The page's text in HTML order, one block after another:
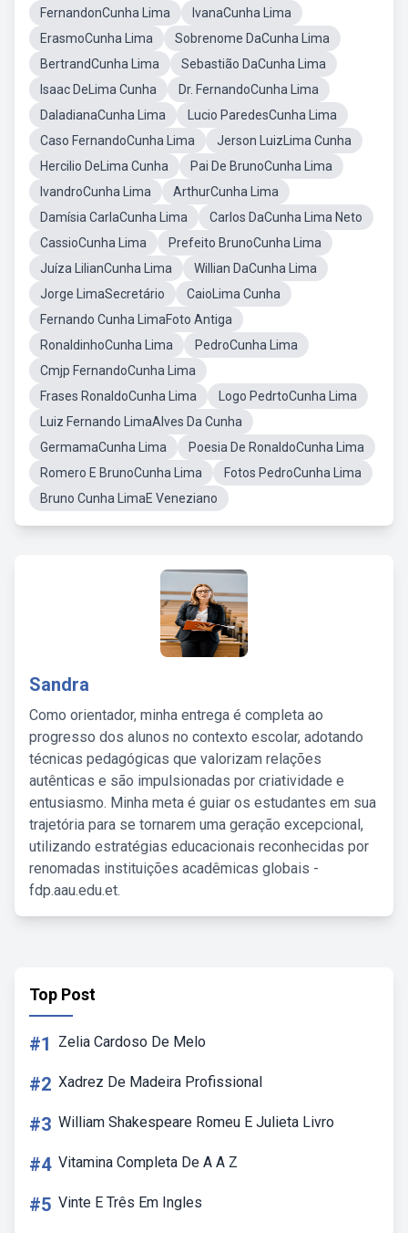
FernandonCunha Lima
IvanaCunha Lima
ErasmoCunha Lima
Sobrenome DaCunha Lima
BertrandCunha Lima
Sebastião DaCunha Lima
Isaac DeLima Cunha
Dr. FernandoCunha Lima
DaladianaCunha Lima
Lucio ParedesCunha Lima
Caso FernandoCunha Lima
Jerson LuizLima Cunha
Hercilio DeLima Cunha
Pai De BrunoCunha Lima
IvandroCunha Lima
ArthurCunha Lima
Damísia CarlaCunha Lima
Carlos DaCunha Lima Neto
CassioCunha Lima
Prefeito BrunoCunha Lima
Juíza LilianCunha Lima
Willian DaCunha Lima
Jorge LimaSecretário
CaioLima Cunha
Fernando Cunha LimaFoto Antiga
RonaldinhoCunha Lima
PedroCunha Lima
Cmjp FernandoCunha Lima
Frases RonaldoCunha Lima
Logo PedrtoCunha Lima
Luiz Fernando LimaAlves Da Cunha
GermamaCunha Lima
Poesia De RonaldoCunha Lima
Romero E BrunoCunha Lima
Fotos PedroCunha Lima
Bruno Cunha LimaE Veneziano
Sandra
Como orientador, minha entrega é completa ao
progresso dos alunos no contexto escolar, adotando
técnicas pedagógicas que valorizam relações
autênticas e são impulsionadas por criatividade e
entusiasmo. Minha meta é guiar os estudantes em sua
trajetória para se tornarem uma geração excepcional,
utilizando estratégias educacionais reconhecidas por
renomadas instituições acadêmicas globais -
fdp.aau.edu.et.
Top Post
#1 Zelia Cardoso De Melo
#2 Xadrez De Madeira Profissional
#3 William Shakespeare Romeu E Julieta Livro
#4 Vitamina Completa De A A Z
#5 Vinte E Três Em Ingles